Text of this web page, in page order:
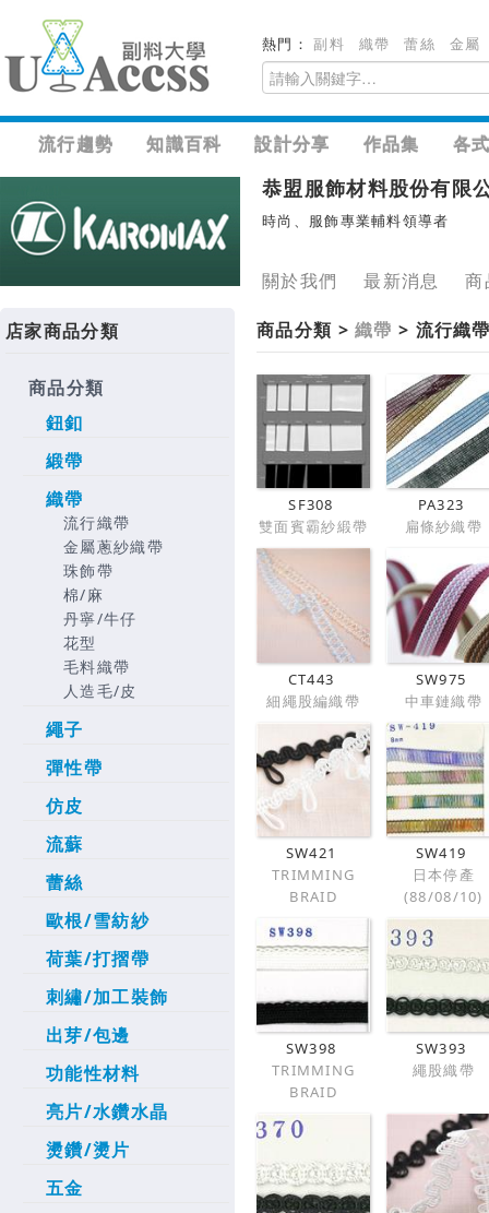
熱門：副料 織帶 蕾絲 金屬
流行趨勢 知識百科 設計分享 作品集 各
恭盟服飾材料股份有限
時尚、服飾專業輔料領導者
關於我們 最新消息 商
店家商品分類
商品分類
鈕釦
緞帶
織帶
流行織帶
金屬蔥紗織帶
珠飾帶
棉/麻
丹寧/牛仔
花型
毛料織帶
人造毛/皮
繩子
彈性帶
仿皮
流蘇
蕾絲
歐根/雪紡紗
荷葉/打摺帶
刺繡/加工裝飾
出芽/包邊
功能性材料
亮片/水鑽水晶
燙鑽/燙片
五金
商品分類 >織帶 > 流行織
SF308
雙面賓霸紗緞帶
PA323
扁條紗織帶
CT443
細繩股編織帶
SW975
中車鏈織帶
SW421
TRIMMING
BRAID
SW419
日本停產
(88/08/10)
SW398
TRIMMING
BRAID
SW393
繩股織帶